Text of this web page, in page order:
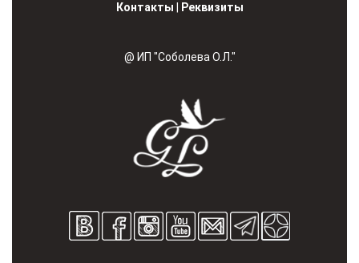
Контакты Реквизиты
@ ИП "Соболева О.Л."